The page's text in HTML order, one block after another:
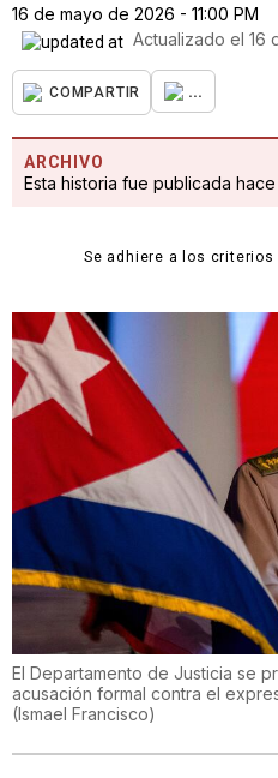
16 de mayo de 2026 - 11:00 PM
Actualizado el 16
COMPARTIR ...
ARCHIVO
Esta historia fue publicada
Se adhiere a los criterios
El Departamento de Justicia se
acusación formal contra el
(Ismael Francisco)